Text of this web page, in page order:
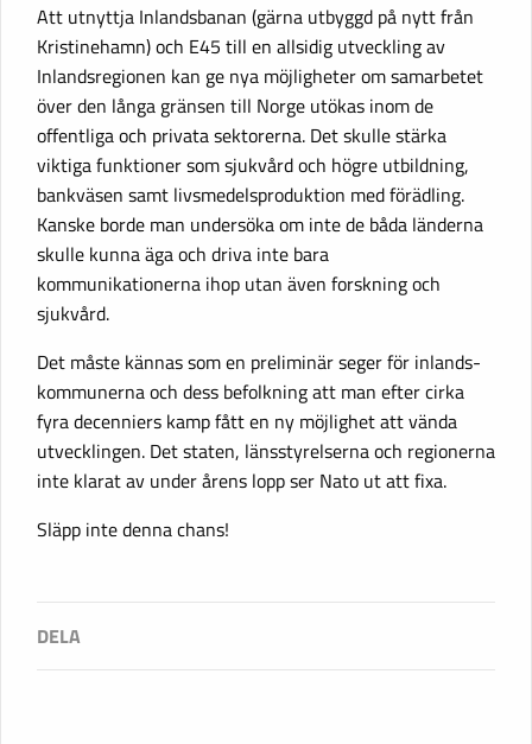
Att utnyttja Inlandsbanan (gärna utbyggd på nytt från
Kristinehamn) och E45 till en allsidig utveckling av
Inlandsregionen kan ge nya möjligheter om samarbetet
över den långa gränsen till Norge utökas inom de
offentliga och privata sektorerna. Det skulle stärka
viktiga funktioner som sjukvård och högre utbildning,
bankväsen samt livsmedelsproduktion med förädling.
Kanske borde man undersöka om inte de båda länderna
skulle kunna äga och driva inte bara
kommunikationerna ihop utan även forskning och
sjukvård.
Det måste kännas som en preliminär seger för inlands-
kommunerna och dess befolkning att man efter cirka
fyra decenniers kamp fått en ny möjlighet att vända
utvecklingen. Det staten, länsstyrelserna och regionerna
inte klarat av under årens lopp ser Nato ut att fixa.
Släpp inte denna chans!